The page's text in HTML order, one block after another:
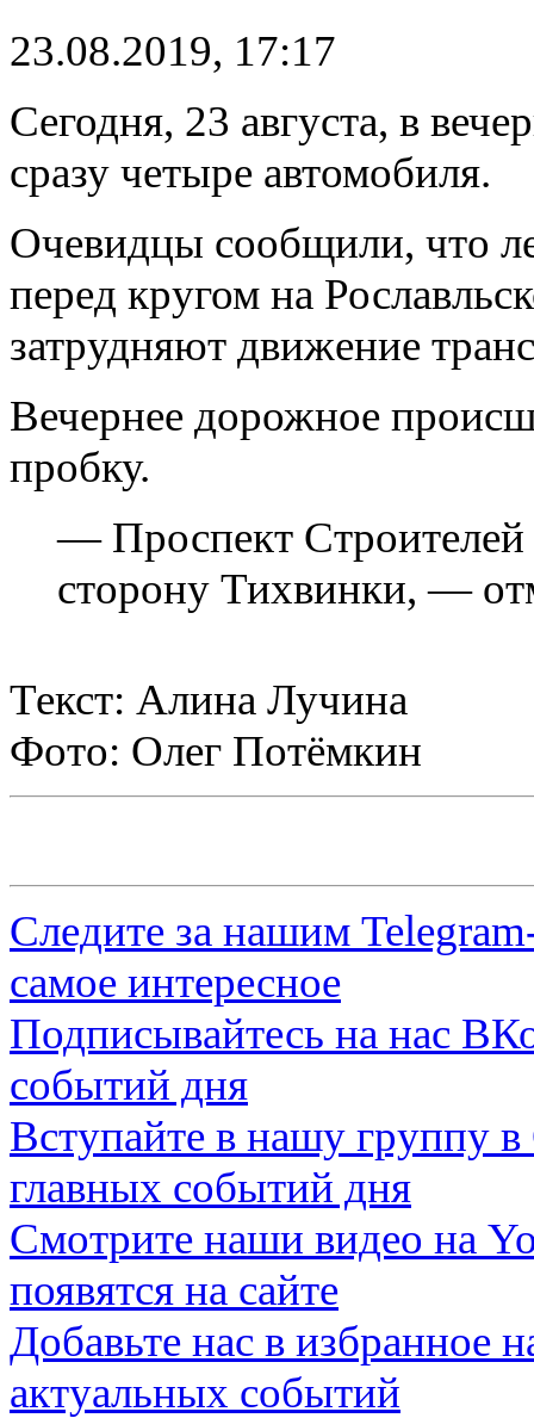
23.08.2019, 17:17
Сегодня, 23 августа, в
сразу четыре автомобиля.
Очевидцы сообщили, что
перед кругом на
затрудняют движение
Вечернее дорожное
пробку.
— Проспект Строителей
сторону Тихвинки, —
Текст: Алина Лучина
Фото: Олег Потёмкин
Следите за нашим
самое интересное
Подписывайтесь на нас
событий дня
Вступайте в нашу группу в
главных событий дня
Смотрите наши видео на
появятся на сайте
Добавьте нас в избранное
актуальных событий